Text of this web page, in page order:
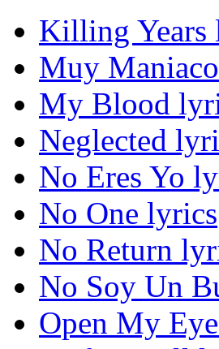
Killing Years
Muy
My Blood
Neglected
No Eres Yo
No One lyrics
No Return
No Soy Un
Open My